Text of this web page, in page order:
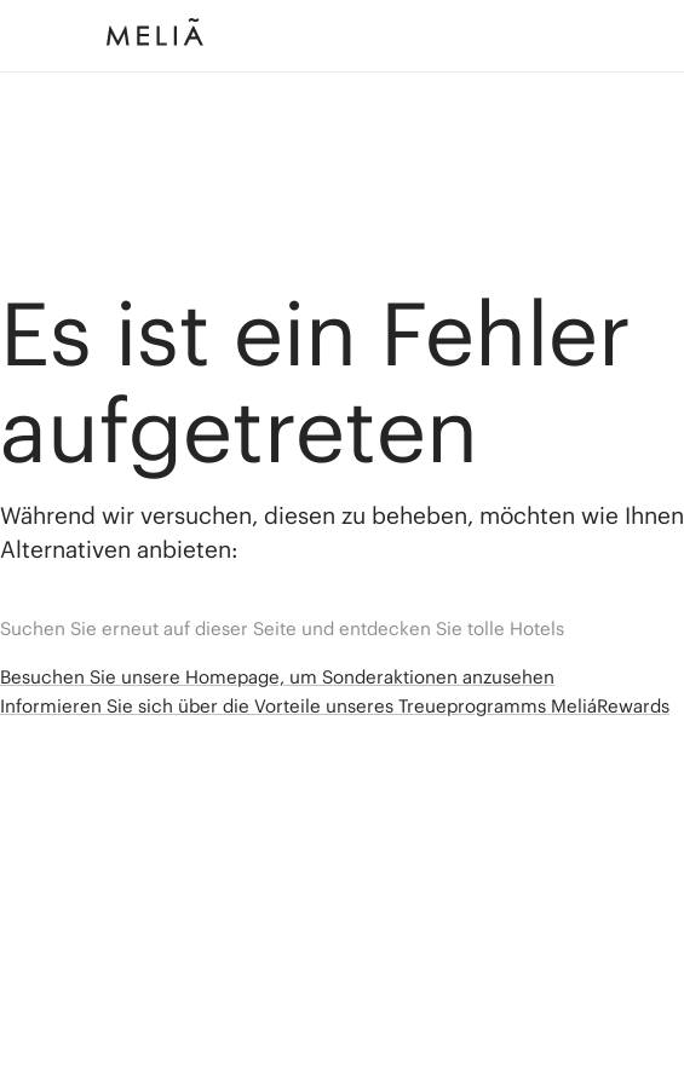
Es ist ein Fehler
aufgetreten
Während wir versuchen, diesen zu beheben, möchten wie Ihnen
Alternativen anbieten:
Suchen Sie erneut auf dieser Seite und entdecken Sie tolle Hotels
Besuchen Sie unsere Homepage, um Sonderaktionen anzusehen
Informieren Sie sich über die Vorteile unseres Treueprogramms MeliáRewards